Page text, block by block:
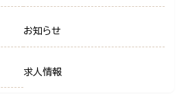
お知らせ
求人情報